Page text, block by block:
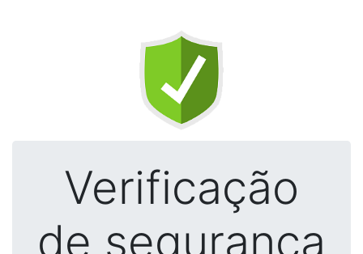
Verificação
de segurança